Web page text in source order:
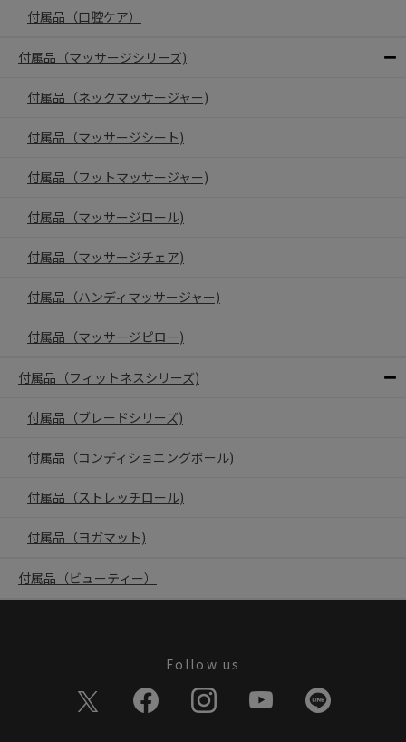
付属品（口腔ケア）
付属品（マッサージシリーズ)
付属品（ネックマッサージャー)
付属品（マッサージシート)
付属品（フットマッサージャー)
付属品（マッサージロール)
付属品（マッサージチェア)
付属品（ハンディマッサージャー)
付属品（マッサージピロー)
付属品（フィットネスシリーズ)
付属品（ブレードシリーズ)
付属品（コンディショニングボール)
付属品（ストレッチロール)
付属品（ヨガマット)
付属品（ビューティー）
Follow us